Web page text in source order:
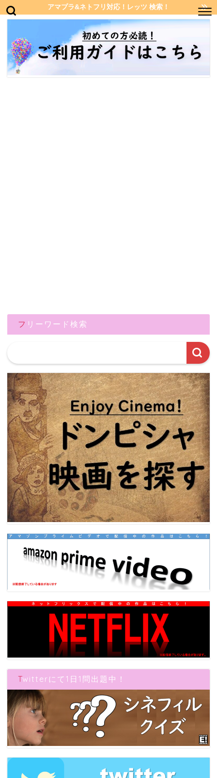
アマプラ&ネトフリ対応！レッツ 検索！
フリーワード検索
Twitterにて1日1問出題中！